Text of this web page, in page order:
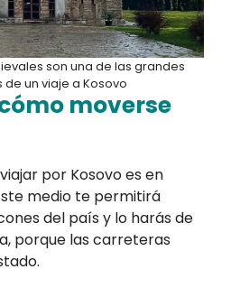
son una de las grandes
un viaje a Kosovo
moverse
por Kosovo es en
medio te permitirá
del país y lo harás de
porque las carreteras